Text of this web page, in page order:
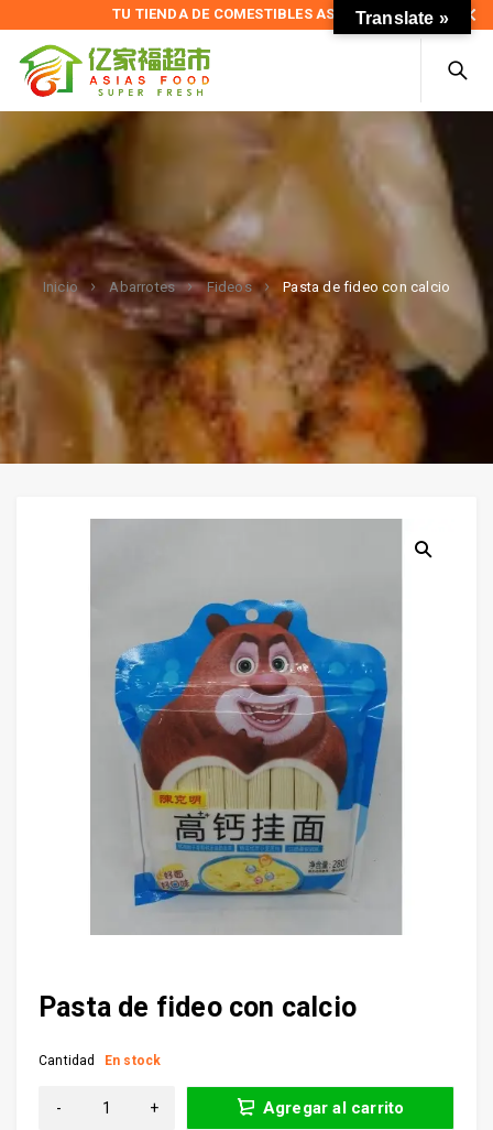
TU TIENDA DE COMESTIBLES ASIÁTICOS
Inicio Abarrotes Fideos Pasta de fideo con calcio
Pasta de fideo con calcio
Cantidad En stock
Agregar al carrito
Translate »